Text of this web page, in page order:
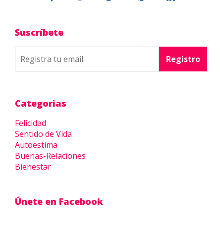
Suscríbete
Categorias
Felicidad
Sentido de Vida
Autoestima
Buenas-Relaciones
Bienestar
Únete en Facebook